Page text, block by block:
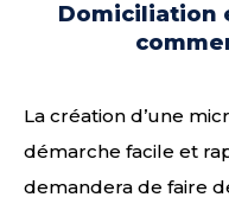
Domiciliation
La création d’une
démarche facile et
demandera de faire